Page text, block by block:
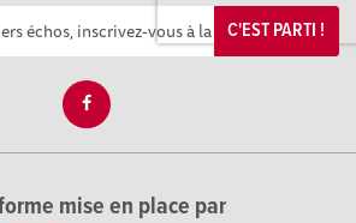
C'EST PARTI !
mise en place par